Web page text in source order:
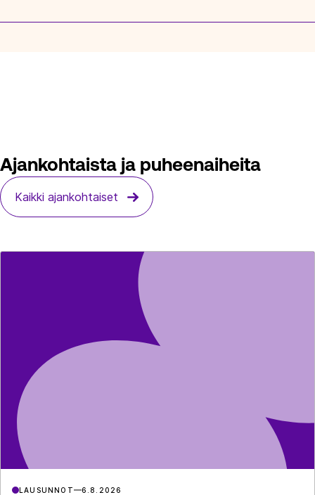
Ajankohtaista ja puheenaiheita
Kaikki ajankohtaiset
LAUSUNNOT 6.8.2026